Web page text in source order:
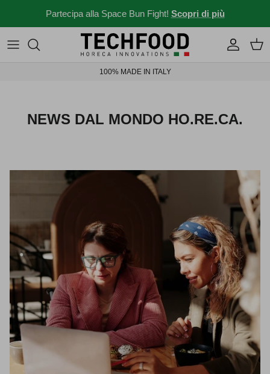
Partecipa alla Space Bun Fight! Scopri di più
Macchine professionali
Novità 2026 Solubili Industry 4.0
Menu e ricette
News ed eventi
100% MADE IN ITALY
NEWS DAL MONDO HO.RE.CA.